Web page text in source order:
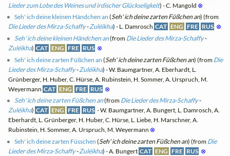
Lieder zum Lobe des Weines und irdischer Glückseligkeit) - C. Mangold ⊗
Seh' ich deine kleinen Händchen an (Seh' ich deine zarten Füßchen an) (from
Die Lieder des Mirza-Schaffy-Zuléikha) - L. Damrosch CAT ENG FRE RUS ⊗
Seh' ich deine kleinen Händchen an(from Die Lieder des Mirza-Schaffy-
Zuléikha) CAT ENG FRE RUS ⊗
Seh' ich deine zarten Füßchen an (Seh' ich deine zarten Füßchen an) (from Die
Lieder des Mirza-Schaffy-Zuléikha) - W. Baumgartner, A. Eberhardt, L.
Grünberger, H. Huber, C. Hürse, A. Rubinstein, H. Sommer, A. Urspruch, M.
Weyermann CAT ENG FRE RUS ⊗
Seh' ich deine zarten Füßchen an(from Die Lieder des Mirza-Schaffy-
Zuléikha) CAT ENG FRE RUS - W. Baumgartner, A. Bungert, L. Damrosch, A.
Eberhardt, L. Grünberger, H. Huber, C. Hürse, L. Liebe, H. Marschner, A.
Rubinstein, H. Sommer, A. Urspruch, M. Weyermann ⊗
Seh' ich deine zarten Füsschen (Seh' ich deine zarten Füßchen an) (from Die
Lieder des Mirza-Schaffy-Zuléikha) - A. Bungert CAT ENG FRE RUS ⊗